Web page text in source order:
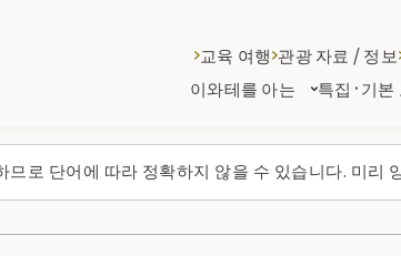
로 단어에 따라 정확하지 않을 수 있습니다. 미리
이와테를 아는 특집·기본
교육 여행 관광 자료 / 정보